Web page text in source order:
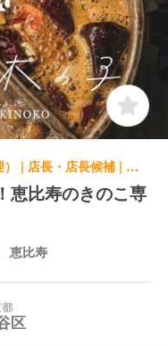
中華料理・中国料理, 専門店（各国料理） | 店長・店長候補 | 裏の山の木の子 裏の山の木の子 恵比寿
恵比寿のきのこ専
恵比寿
区